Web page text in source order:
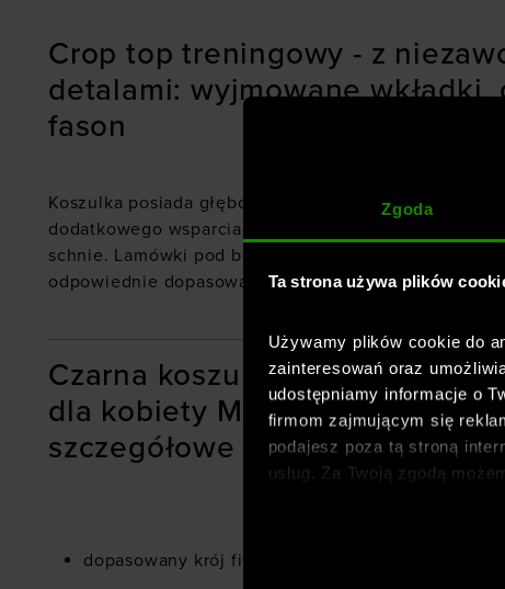
Zgoda
Ta strona używa plików
Używamy plików cookie do
zainteresowań oraz
udostępniamy informacje o
firmom zajmującym się
podajesz poza tą stroną
usług. Za Twoją zgodą
społecznościowych).
Crop top treningowy - z
detalami: wyjmowane wkładki,
fason
Koszulka posiada głęboki dekolt z przodu i tyłu.
dodatkowego wsparcia i krycia. Materiał sprawnie
schnie. Lamówki pod biustem i na bocznych szwach
odpowiednie dopasowanie.
Czarna koszulka na trening
dla kobiety Meridian Piped
szczegółowe cechy:
dopasowany krój fitted, który dobrze przylega do